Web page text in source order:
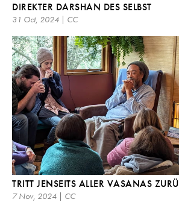
DIREKTER DARSHAN DES SELBST
31 Oct, 2024 | CC
TRITT JENSEITS ALLER VASANAS
7 Nov, 2024 | CC